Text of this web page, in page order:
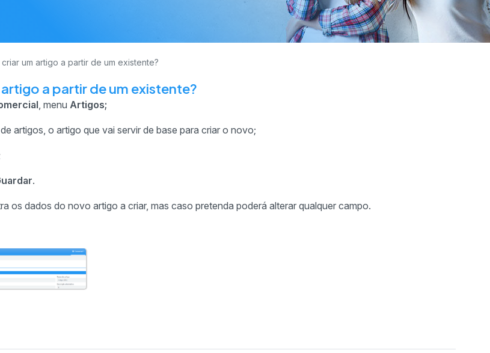
um artigo a partir de um existente?
a partir de um existente?
, menu Artigos;
artigos, o artigo que vai servir de base para criar o novo;
.
os dados do novo artigo a criar, mas caso pretenda poderá alterar qualquer campo.